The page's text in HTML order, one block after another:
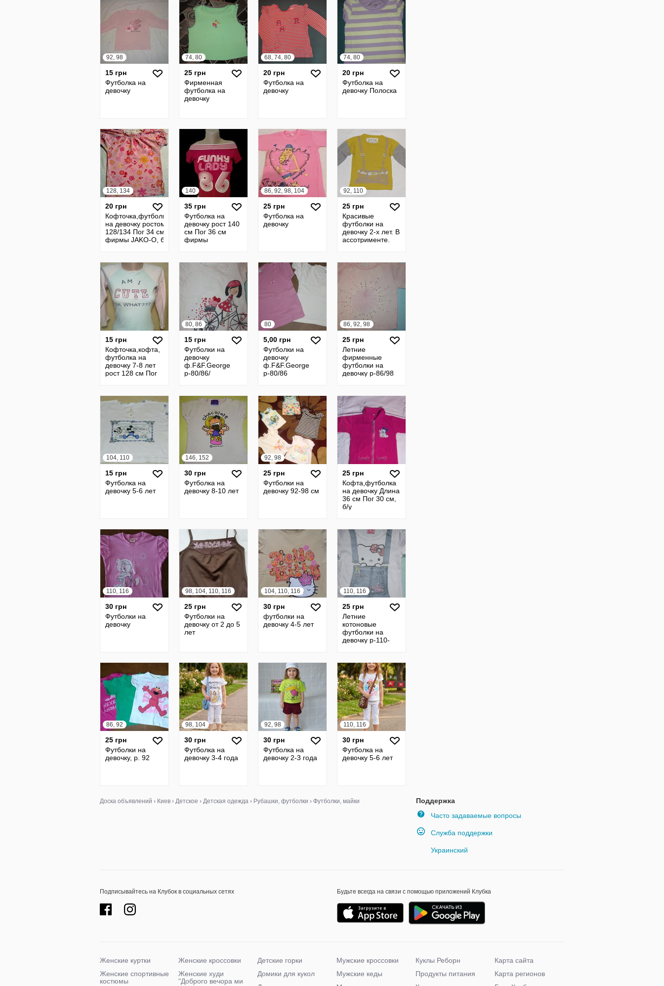
92, 98
15 грн
Футболка на
девочку
74, 80
25 грн
Фирменная
футболка на
девочку
68, 74, 80
20 грн
Футболка на
девочку
74, 80
20 грн
Футболка на
девочку Полоска
128, 134
20 грн
Кофточка,футболка
на девочку ростом
128/134 Пог 34 см
фирмы JAKO-O, б/
140
35 грн
Футболка на
девочку рост 140
см Пог 36 см
фирмы
86, 92, 98, 104
25 грн
Футболка на
девочку
92, 110
25 грн
Красивые
футболки на
девочку 2-х лет. В
ассотрименте.
15 грн
Кофточка,кофта,
футболка на
девочку 7-8 лет
рост 128 см Пог
Олх Доставка
80, 86
15 грн
Футболки на
девочку
ф.F&F.George
р-80/86/
80
5,00 грн
Футболки на
девочку
ф.F&F.George
р-80/86
86, 92, 98
25 грн
Летние
фирменные
футболки на
девочку р-86/98
104, 110
15 грн
Футболка на
девочку 5-6 лет
146, 152
30 грн
Футболка на
девочку 8-10 лет
92, 98
25 грн
Футболки на
девочку 92-98 см
25 грн
Кофта,футболка
на девочку Длина
36 см Пог 30 см,
б/у
110, 116
30 грн
Футболки на
девочку
98, 104, 110, 116
25 грн
Футболки на
девочку от 2 до 5
лет
104, 110, 116
30 грн
футболки на
девочку 4-5 лет
110, 116
25 грн
Летние
котоновые
футболки на
девочку р-110-
86, 92
25 грн
Футболки на
девочку, р. 92
98, 104
30 грн
Футболка на
девочку 3-4 года
92, 98
30 грн
Футболка на
девочку 2-3 года
110, 116
30 грн
Футболка на
девочку 5-6 лет
Поддержка
Часто задаваемые вопросы
Служба поддержки
Украинский
Доска объявлений › Киев › Детское › Детская одежда › Рубашки, футболки › Футболки, майки
Подписывайтесь на Клубок в социальных сетях Будьте всегда на связи с помощью приложений Клубка
Женские куртки
Женские спортивные
костюмы
Женские кроссовки
Женские худи
"Доброго вечора ми
Детские горки
Домики для кукол
Мужские кроссовки
Мужские кеды
Куклы Реборн
Продукты питания
Карта сайта
Карта регионов